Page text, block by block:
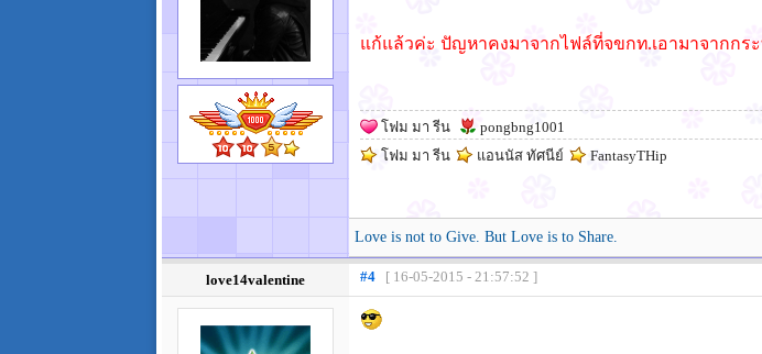
แก้แล้วค่ะ ปัญหาคงมาจากไฟล์ที่จขกท.เอามาจากกระ
โฟม มา รีน
pongbng1001
โฟม มา รีน
แอนนัส ทัศนีย์ FantasyTHip
Love is not to Give. But Love is to Share.
love14valentine #4 [ 16-05-2015 - 21:57:52 ]